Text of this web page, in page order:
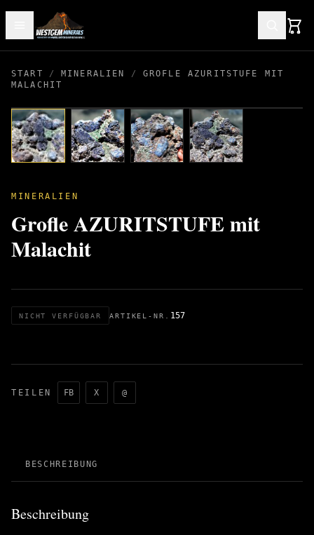
START / MINERALIEN /
GROFLE AZURITSTUFE MIT M
ALACHIT
MINERALIEN
Groﬂe AZURITSTUFE mit
Malachit
NICHT VERFÜGBAR ARTIKEL-NR. 157
TEILEN FB X @
BESCHREIBUNG
Beschreibung